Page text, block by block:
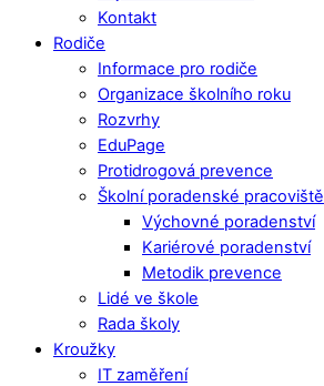
Kontakt
Rodiče
Informace pro rodiče
Organizace školního roku
Rozvrhy
EduPage
Protidrogová prevence
Školní poradenské pracoviště
Výchovné poradenství
Kariérové poradenství
Metodik prevence
Lidé ve škole
Rada školy
Kroužky
IT zaměření